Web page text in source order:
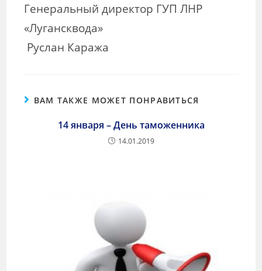
Генеральный директор ГУП ЛНР
«Лугансквода»
Руслан Каража
ВАМ ТАКЖЕ МОЖЕТ ПОНРАВИТЬСЯ
14 января – День таможенника
14.01.2019